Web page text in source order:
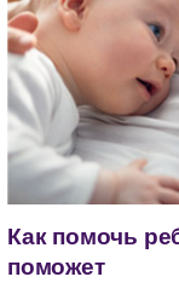
Как помочь
поможет